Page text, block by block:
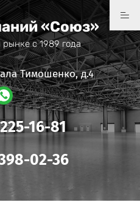
«Союз»
с 1989 года
Тимошенко, д.4
16-81
02-36